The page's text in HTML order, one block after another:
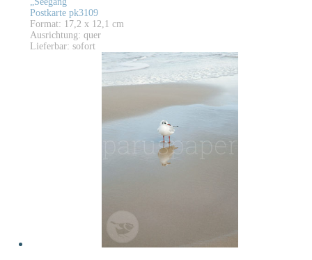
Postkarte pk3109
Format: 17,2 x 12,1 cm
Ausrichtung: quer
Lieferbar: sofort